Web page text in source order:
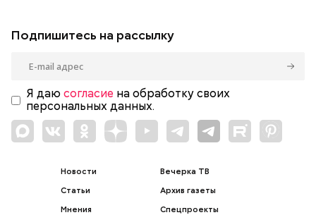
Подпишитесь на рассылку
Я даю согласие на обработку своих
персональных данных.
Новости
Статьи
Мнения
Вечерка ТВ
Архив газеты
Спецпроекты